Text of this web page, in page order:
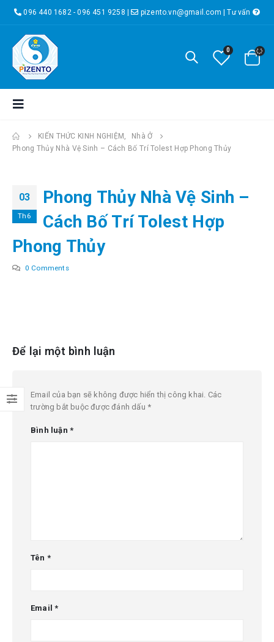
096 440 1682 - 096 451 9258 | pizento.vn@gmail.com |Tư vấn
0
KIẾN THỨC KINH NGHIỆM ,
Nhà Ở
Phong Thủy Nhà Vệ Sinh – Cách Bố Trí Tolest Hợp Phong Thủy
03
Th6
Phong Thủy Nhà Vệ Sinh –
Cách Bố Trí Tolest Hợp
Phong Thủy
0 Comments
Để lại một bình luận
Email của bạn sẽ không được hiển thị công khai. Các
trường bắt buộc được đánh dấu *
Bình luận *
Tên *
Email*